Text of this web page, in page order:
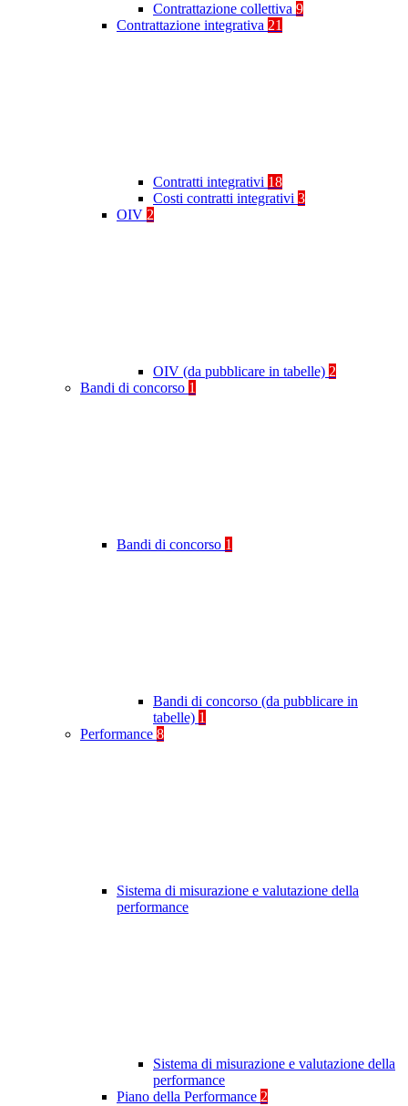
Contrattazione collettiva 9
Contrattazione integrativa 21
Contratti integrativi 18
Costi contratti integrativi 3
OIV 2
OIV (da pubblicare in tabelle) 2
Bandi di concorso 1
Bandi di concorso 1
Bandi di concorso (da pubblicare in
tabelle) 1
Performance 8
Sistema di misurazione e valutazione della
performance
Sistema di misurazione e valutazione della
performance
Piano della Performance 2